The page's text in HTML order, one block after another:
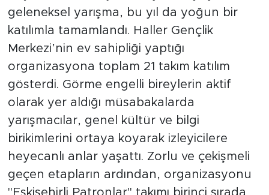
erişilebilirlik mesajı vermeyi amaçlayan
geleneksel yarışma, bu yıl da yoğun bir
katılımla tamamlandı. Haller Gençlik
Merkezi’nin ev sahipliği yaptığı
organizasyona toplam 21 takım katılım
gösterdi. Görme engelli bireylerin aktif
olarak yer aldığı müsabakalarda
yarışmacılar, genel kültür ve bilgi
birikimlerini ortaya koyarak izleyicilere
heyecanlı anlar yaşattı. Zorlu ve çekişmeli
geçen etapların ardından, organizasyonu